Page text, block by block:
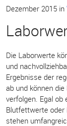
Dezember 2015 in
Die Laborwerte
und
Ergebnisse der
ab und können
verfolgen. Egal ob
Blutfettwerte oder
stehen